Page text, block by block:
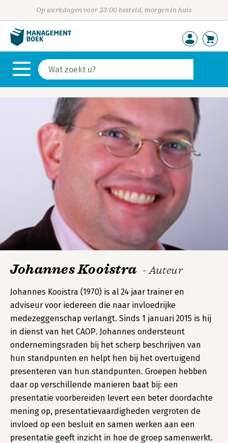
Op werkdagen voor 23:00 besteld, morgen in huis
Johannes Kooistra - Auteur
Johannes Kooistra (1970) is al 24 jaar trainer en
adviseur voor iedereen die naar invloedrijke
medezeggenschap verlangt. Sinds 1 januari 2015 is hij
in dienst van het CAOP. Johannes ondersteunt
ondernemingsraden bij het scherp beschrijven van
hun standpunten en helpt hen bij het overtuigend
presenteren van hun standpunten. Groepen hebben
daar op verschillende manieren baat bij: een
presentatie voorbereiden levert een beter doordachte
mening op, presentatievaardigheden vergroten de
invloed op een besluit en samen werken aan een
presentatie geeft inzicht in hoe de groep samenwerkt.